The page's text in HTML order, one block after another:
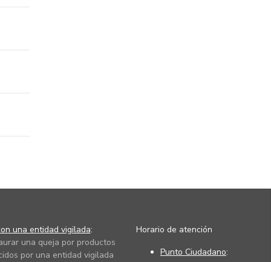
una entidad vigilada:
una queja por productos
por una entidad vigilada
Horario de atención
Punto Ciudadano: